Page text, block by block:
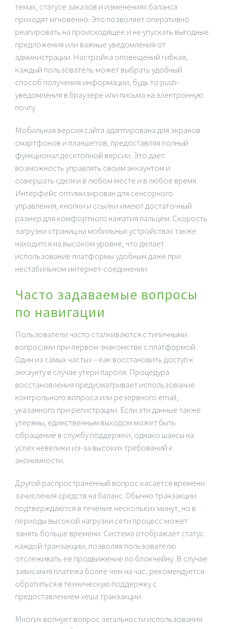
темах, статусе заказов и изменениях баланса
приходят мгновенно. Это позволяет оперативно
реагировать на происходящее и не упускать выгодные
предложения или важные уведомления от
администрации. Настройка оповещений гибкая,
каждый пользователь может выбрать удобный
способ получения информации, будь то push-
уведомления в браузере или письма на электронную
почту.
Мобильная версия сайта адаптирована для экранов
смартфонов и планшетов, предоставляя полный
функционал десктопной версии. Это дает
возможность управлять своим аккаунтом и
совершать сделки в любом месте и в любое время.
Интерфейс оптимизирован для сенсорного
управления, кнопки и ссылки имеют достаточный
размер для комфортного нажатия пальцем. Скорость
загрузки страниц на мобильных устройствах также
находится на высоком уровне, что делает
использование платформы удобным даже при
нестабильном интернет-соединении.
Часто задаваемые вопросы
по навигации
Пользователи часто сталкиваются с типичными
вопросами при первом знакомстве с платформой.
Один из самых частых – как восстановить доступ к
аккаунту в случае утери пароля. Процедура
восстановления предусматривает использование
контрольного вопроса или резервного email,
указанного при регистрации. Если эти данные также
утеряны, единственным выходом может быть
обращение в службу поддержки, однако шансы на
успех невелики из-за высоких требований к
анонимности.
Другой распространенный вопрос касается времени
зачисления средств на баланс. Обычно транзакции
подтверждаются в течение нескольких минут, но в
периоды высокой нагрузки сети процесс может
занять больше времени. Система отображает статус
каждой транзакции, позволяя пользователю
отслеживать ее продвижение по блокчейну. В случае
зависания платежа более чем на час, рекомендуется
обратиться в техническую поддержку с
предоставлением хеша транзакции.
Многих волнует вопрос легальности использования